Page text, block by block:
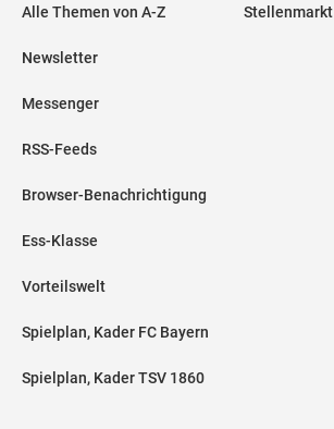
Alle Themen von A-Z
Newsletter
Messenger
RSS-Feeds
Browser-Benachrichtigung
Ess-Klasse
Vorteilswelt
Spielplan, Kader FC Bayern
Spielplan, Kader TSV 1860
Stellenmarkt